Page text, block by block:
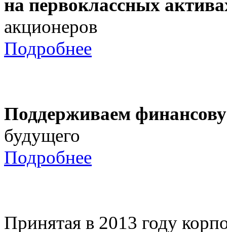
на первоклассных
акционеров
Подробнее
Поддерживаем
будущего
Подробнее
Принятая в 2013 году